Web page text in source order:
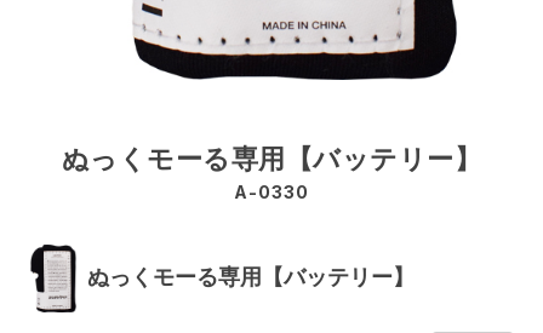
ぬっくモーる専用【バッテリー】
A-0330
ぬっくモーる専用【バッテリー】